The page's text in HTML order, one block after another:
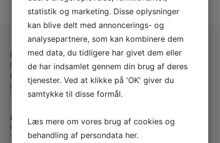
Klinik for Fodterapi v/Lise-Lotte Eggertsen
Blomstermarken 1
6971 Spjald
lise-lotte@spjaldfodterapi.dk
Telefon+45 61630909
Åbningstider
Mandag
Efter aftale
Tirsdag
Efter aftale
statistik og marketing. Disse oplysninger
kan blive delt med annoncerings- og
analysepartnere, som kan kombinere dem
med data, du tidligere har givet dem eller
de har indsamlet gennem din brug af deres
tjenester. Ved at klikke på 'OK' giver du
samtykke til disse formål.
Læs mere om vores brug af cookies og
behandling af persondata her.